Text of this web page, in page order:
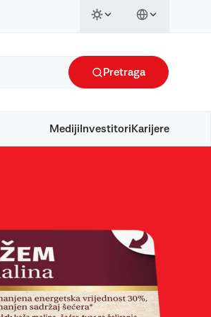
Pretraga
Mediji Investitori Karijere